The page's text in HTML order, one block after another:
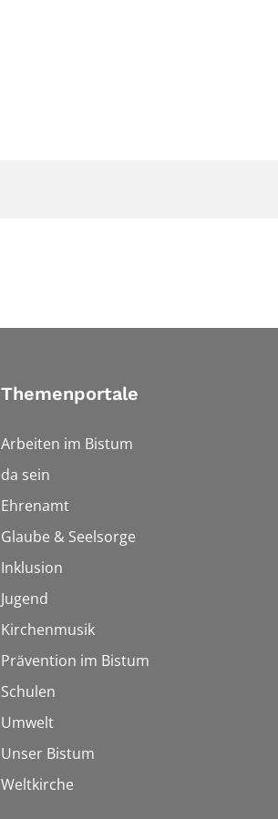
Themenportale
Arbeiten im Bistum
da sein
Ehrenamt
Glaube & Seelsorge
Inklusion
Jugend
Kirchenmusik
Prävention im Bistum
Schulen
Umwelt
Unser Bistum
Weltkirche